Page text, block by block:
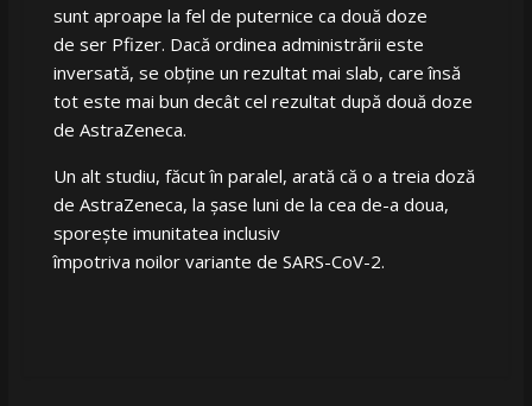
sunt aproape la fel de puternice ca două doze
de ser Pfizer. Dacă ordinea administrării este
inversată, se obține un rezultat mai slab, care însă
tot este mai bun decât cel rezultat după două doze
de AstraZeneca.
Un alt studiu, făcut în paralel, arată că o a treia doză
de AstraZeneca, la șase luni de la cea de-a doua,
sporește imunitatea inclusiv
împotriva noilor variante de SARS-CoV-2.